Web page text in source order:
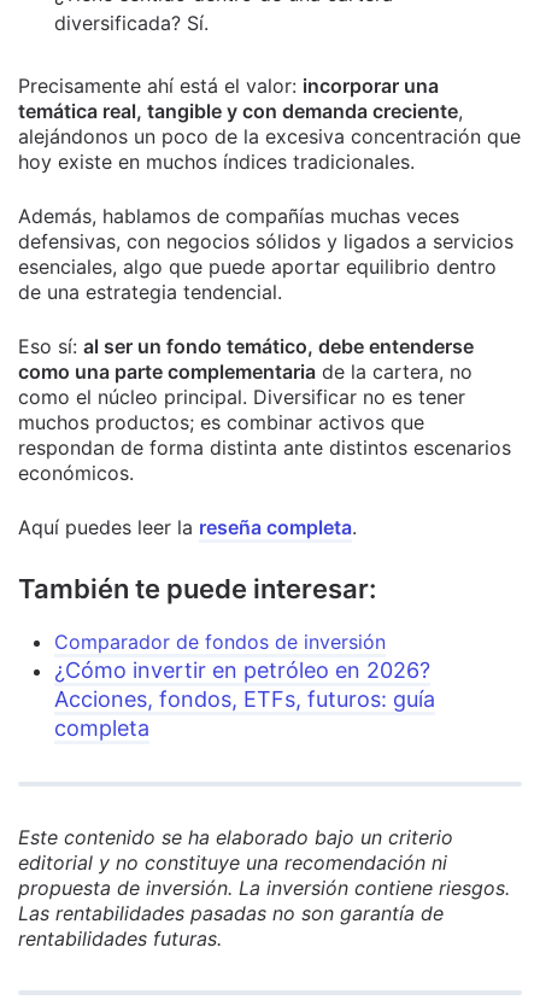
diversificada? Sí.
Precisamente ahí está el valor: incorporar una
temática real, tangible y con demanda creciente,
alejándonos un poco de la excesiva concentración que
hoy existe en muchos índices tradicionales.
Además, hablamos de compañías muchas veces
defensivas, con negocios sólidos y ligados a servicios
esenciales, algo que puede aportar equilibrio dentro
de una estrategia tendencial.
Eso sí: al ser un fondo temático, debe entenderse
como una parte complementaria de la cartera, no
como el núcleo principal. Diversificar no es tener
muchos productos; es combinar activos que
respondan de forma distinta ante distintos escenarios
económicos.
Aquí puedes leer la reseña completa.
También te puede interesar:
Comparador de fondos de inversión
¿Cómo invertir en petróleo en 2026?
Acciones, fondos, ETFs, futuros: guía
completa
Este contenido se ha elaborado bajo un criterio
editorial y no constituye una recomendación ni
propuesta de inversión. La inversión contiene riesgos.
Las rentabilidades pasadas no son garantía de
rentabilidades futuras.